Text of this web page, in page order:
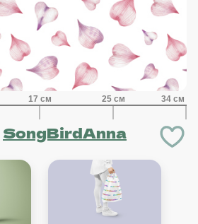
SongBirdAnna